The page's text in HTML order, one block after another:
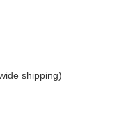
shipping)